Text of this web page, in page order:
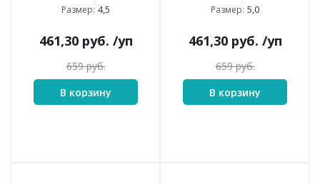
Размер: 4,5
461,30руб. /уп
659руб.
В корзину
Размер: 5,0
461,30руб. /уп
659руб.
В корзину